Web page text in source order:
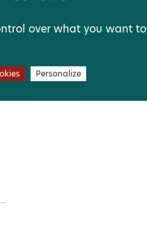
over what you want to
Personalize